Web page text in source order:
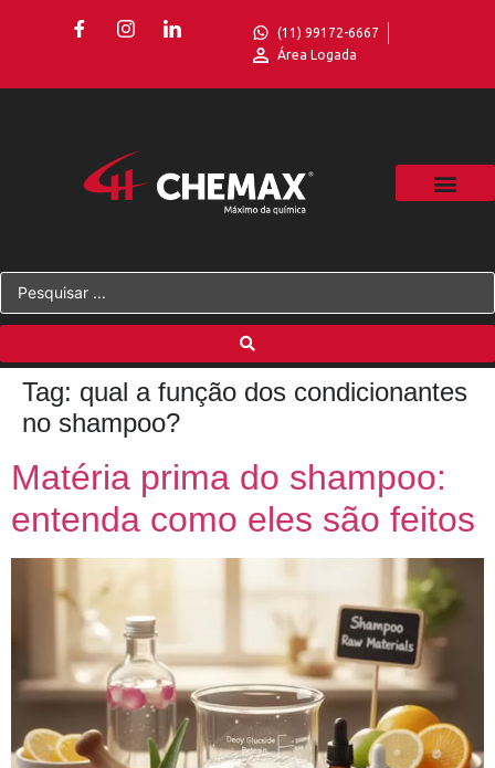
(11) 99172-6667
Área Logada
Tag: qual a função dos condicionantes
no shampoo?
Matéria prima do shampoo:
entenda como eles são feitos